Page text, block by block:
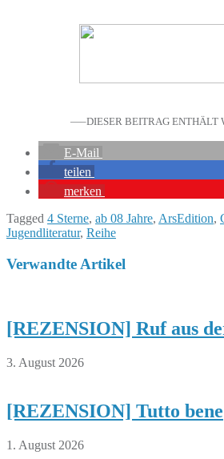
—–DIESER BEITRAG ENTHÄLT
E-Mail
teilen
merken
Tagged 4 Sterne, ab 08 Jahre, ArsEdition,
Jugendliteratur, Reihe
Verwandte Artikel
[REZENSION] Ruf aus
3. August 2026
[REZENSION] Tutto bene
1. August 2026